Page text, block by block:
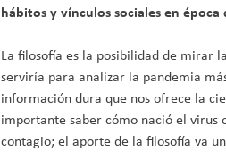
hábitos y vínculos sociales en época
La filosofía es la posibilidad de mirar
serviría para analizar la pandemia
información dura que nos ofrece la
importante saber cómo nació el virus
contagio; el aporte de la filosofía va